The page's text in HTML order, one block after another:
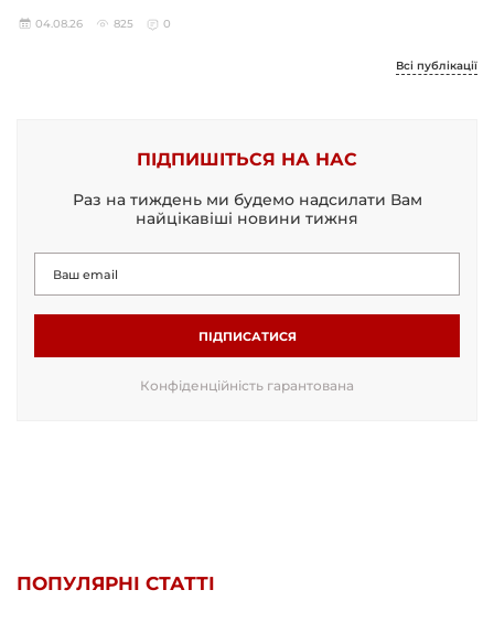
04.08.26 825 0
Всі публікації
ПІДПИШІТЬСЯ НА НАС
Раз на тиждень ми будемо надсилати Вам
найцікавіші новини тижня
ПІДПИСАТИСЯ
Конфіденційність гарантована
ПОПУЛЯРНІ СТАТТІ